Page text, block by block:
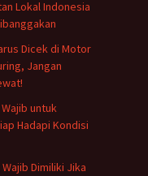
Lokal Indonesia
Dicek di Motor
Jangan
untuk
Hadapi Kondisi
Dimiliki Jika